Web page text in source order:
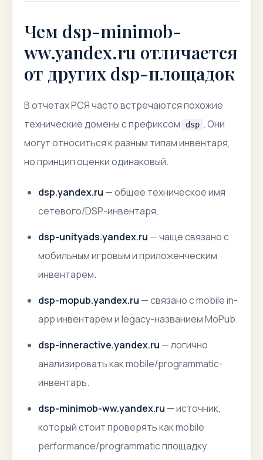
Чем dsp-minimob-
ww.yandex.ru отличается
от других dsp-площадок
В отчетах РСЯ часто встречаются похожие
технические домены с префиксом
dsp . Они
могут относиться к разным типам инвентаря,
но принцип оценки одинаковый.
dsp.yandex.ru — общее техническое имя
сетевого/DSP-инвентаря.
dsp-unityads.yandex.ru — чаще связано с
мобильным игровым и приложенческим
инвентарем.
dsp-mopub.yandex.ru — связано с mobile in-
app инвентарем и legacy-названием MoPub.
dsp-inneractive.yandex.ru — логично
анализировать как mobile/programmatic-
инвентарь.
dsp-minimob-ww.yandex.ru — источник,
который стоит проверять как mobile
performance/programmatic площадку.